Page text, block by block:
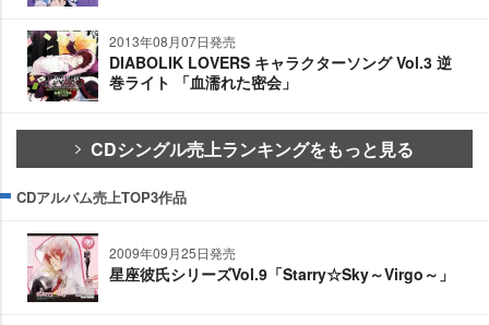
2013年08月07日発売
DIABOLIK LOVERS キャラクターソング Vol.3 逆
巻ライト 「血濡れた密会」
CDシングル売上ランキングをもっと見る
CDアルバム売上TOP3作品
2009年09月25日発売
星座彼氏シリーズVol.9「Starry☆Sky～Virgo～」